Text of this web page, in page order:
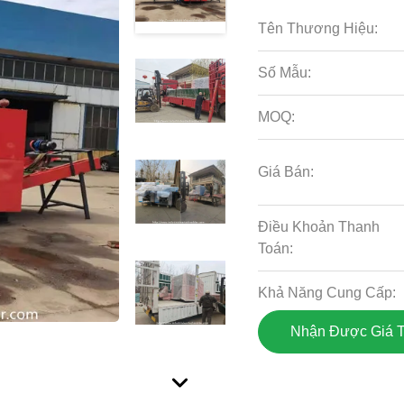
Tên Thương Hiệu:
Số Mẫu:
MOQ:
Giá Bán:
Điều Khoản Thanh
Toán:
Khả Năng Cung Cấp:
Nhận Được Giá